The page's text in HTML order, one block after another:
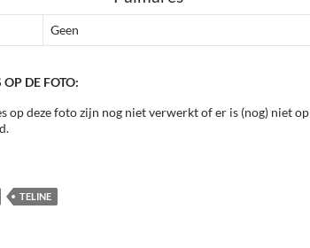
Geen
OP DE FOTO:
op deze foto zijn nog niet verwerkt of er is (nog) niet op
TELINE